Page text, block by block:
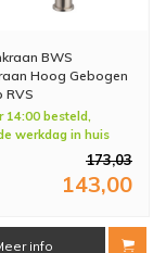
BWS
Hoog Gebogen
RVS
14:00 besteld,
werkdag in huis
173,03
143,00
info